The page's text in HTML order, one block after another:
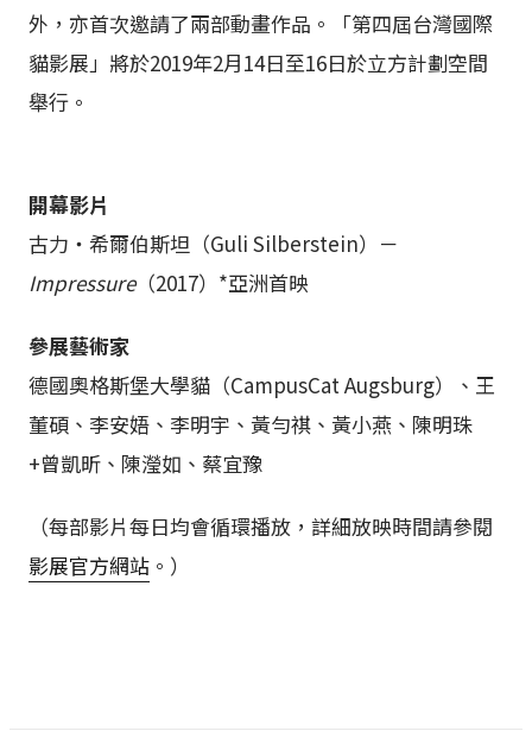
外，亦首次邀請了兩部動畫作品。「第四屆台灣國際
貓影展」將於2019年2月14日至16日於立方計劃空間
舉行。
開幕影片
古力・希爾伯斯坦（Guli Silberstein）－
Impressure（2017）*亞洲首映
參展藝術家
德國奧格斯堡大學貓（CampusCat Augsburg）、王
董碩、李安娪、李明宇、黃勻祺、黃小燕、陳明珠
+曾凱昕、陳瀅如、蔡宜豫
（每部影片每日均會循環播放，詳細放映時間請參閱
影展官方網站 。）